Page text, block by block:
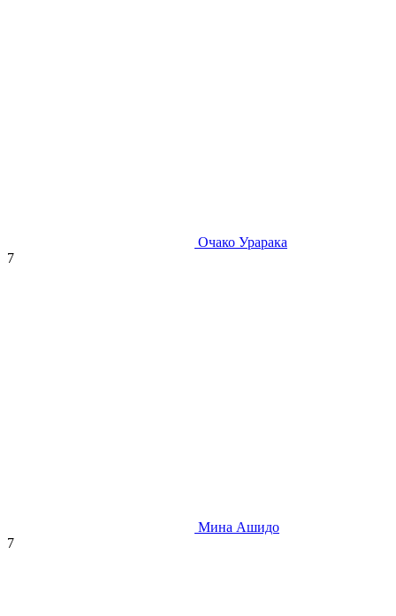
Очако Урарака
7
Мина Ашидо
7